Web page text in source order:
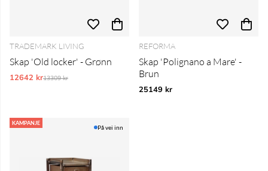
TRADEMARK LIVING
Skap 'Old locker' - Grønn
12642 krVanlig pris:
13309 kr
REFORMA
Skap 'Polignano a Mare' -
Brun
25149 kr
KAMPANJE
På vei inn